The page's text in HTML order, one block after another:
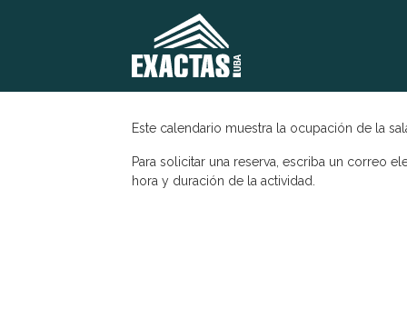
Este calendario muestra la ocupación de la
Para solicitar una reserva, escriba un correo
hora y duración de la actividad.